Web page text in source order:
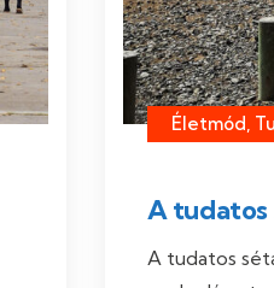
Életmód,
A tudatos
A tudatos